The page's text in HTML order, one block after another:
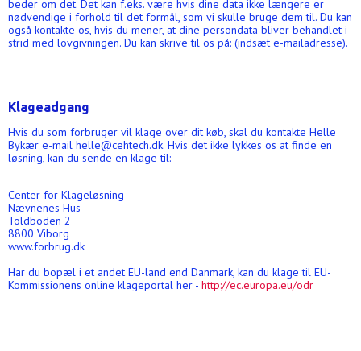
beder om det. Det kan f.eks. være hvis dine data ikke længere er
nødvendige i forhold til det formål, som vi skulle bruge dem til. Du kan
også kontakte os, hvis du mener, at dine persondata bliver behandlet i
strid med lovgivningen. Du kan skrive til os på: (indsæt e-mailadresse).
Klageadgang
Hvis du som forbruger vil klage over dit køb, skal du kontakte Helle
Bykær e-mail helle@cehtech.dk. Hvis det ikke lykkes os at finde en
løsning, kan du sende en klage til:
Center for Klageløsning
Nævnenes Hus
Toldboden 2
8800 Viborg
www.forbrug.dk
Har du bopæl i et andet EU-land end Danmark, kan du klage til EU-
Kommissionens online klageportal her - http://ec.europa.eu/odr